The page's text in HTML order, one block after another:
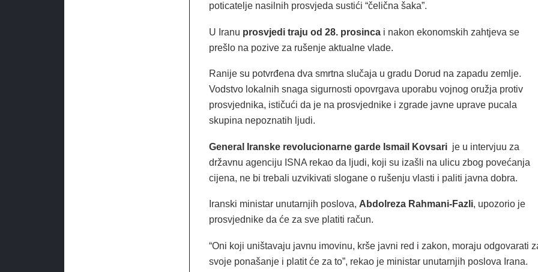
poticatelje nasilnih prosvjeda sustići “čelična šaka”.
U Iranu prosvjedi traju od 28. prosincai nakon ekonomskih zahtjeva se
prešlo na pozive za rušenje aktualne vlade.
Ranije su potvrđena dva smrtna slučaja u gradu Dorud na zapadu zemlje.
Vodstvo lokalnih snaga sigurnosti opovrgava uporabu vojnog oružja protiv
prosvjednika, ističući da je na prosvjednike i zgrade javne uprave pucala
skupina nepoznatih ljudi.
General Iranske revolucionarne garde Ismail Kovsarije u intervjuu za
državnu agenciju ISNA rekao da ljudi, koji su izašli na ulicu zbog povećanja
cijena, ne bi trebali uzvikivati slogane o rušenju vlasti i paliti javna dobra.
Iranski ministar unutarnjih poslova, Abdolreza Rahmani-Fazli, upozorio je
prosvjednike da će za sve platiti račun.
“Oni koji uništavaju javnu imovinu, krše javni red i zakon, moraju odgovarati
svoje ponašanje i platit će za to”, rekao je ministar unutarnjih poslova Irana.